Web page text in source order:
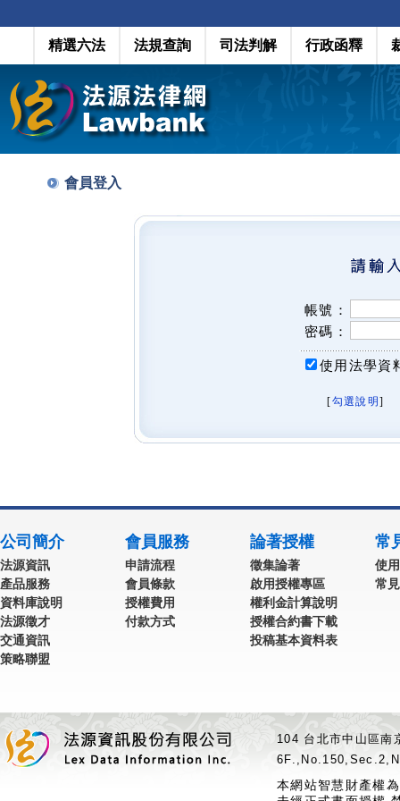
精選六法 法規查詢 司法判解 行政函釋
會員登入
帳號：
密碼：
使用法學資
[勾選說明 ]
公司簡介
法源資訊
產品服務
資料庫說明
法源徵才
交通資訊
策略聯盟
會員服務
申請流程
會員條款
授權費用
付款方式
論著授權
徵集論著
啟用授權專區
權利金計算說明
授權合約書下載
投稿基本資料表
常
使
常
104 台北市中山區
本網站智慧財產權